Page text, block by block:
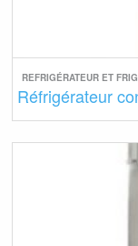
REFRIGÉRATEUR ET
Réfrigérateur